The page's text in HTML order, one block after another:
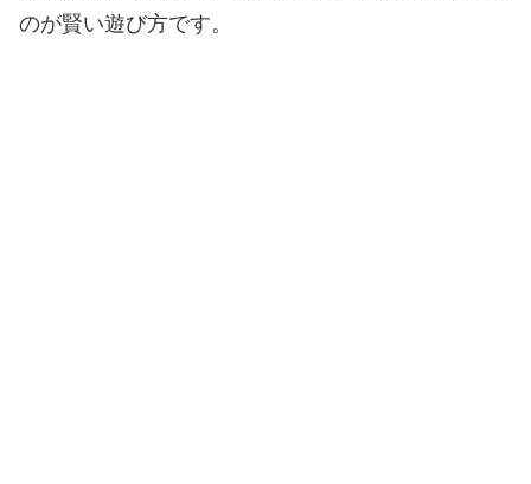
のが賢い遊び方です。